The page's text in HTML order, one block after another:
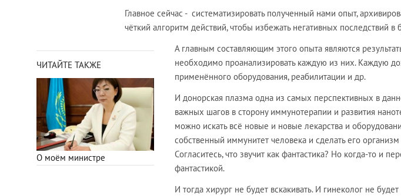
Главное сейчас - систематизировать полученный нами опыт,
чёткий алгоритм действий, чтобы избежать негативных последствий в
ЧИТАЙТЕ ТАКЖЕ
О моём министре
А главным составляющим этого опыта являются
необходимо проанализировать каждую из них. Каждую
применённого оборудования, реабилитации и др.
И донорская плазма одна из самых перспективных в
важных шагов в сторону иммунотерапии и развития
можно искать всё новые и новые лекарства и
собственный иммунитет человека и сделать его
Согласитесь, что звучит как фантастика? Но когда-то и
фантастикой.
И тогда хирург не будет вскакивать. И гинеколог не